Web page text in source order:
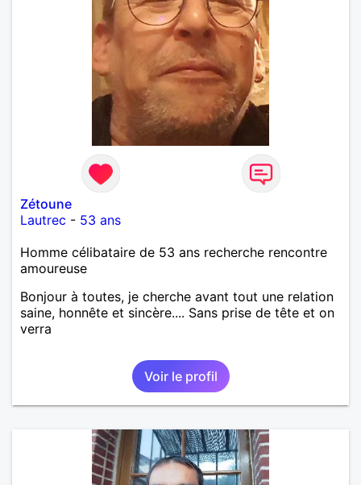
Zétoune
Lautrec - 53 ans
Homme célibataire de 53 ans recherche rencontre
amoureuse
Bonjour à toutes, je cherche avant tout une relation
saine, honnête et sincère.... Sans prise de tête et on
verra
Voir le profil